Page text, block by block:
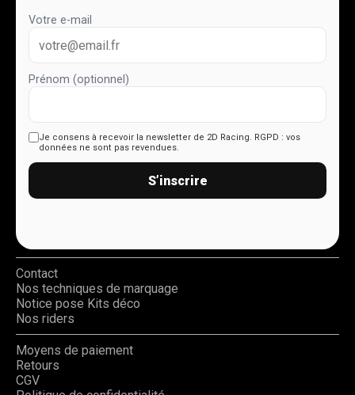
Votre e-mail
Prénom (optionnel)
Je consens à recevoir la newsletter de 2D Racing. RGPD : vos
données ne sont pas revendues.
S’inscrire
Contact
Nos techniques de marquage
Notice pose Kits déco
Nos riders
Moyens de paiement
Retours
CGV